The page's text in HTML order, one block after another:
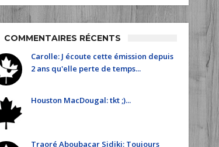
COMMENTAIRES RÉCENTS
Carolle: J écoute cette émission depuis
2 ans qu'elle perte de temps...
Houston MacDougal: tkt ;)...
Traoré Aboubacar Sidiki: Toujours